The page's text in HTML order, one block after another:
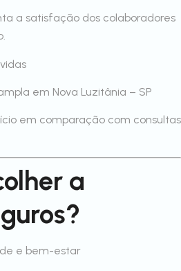
a satisfação dos colaboradores
em Nova Luzitânia – SP
em comparação com consultas
a
e bem-estar